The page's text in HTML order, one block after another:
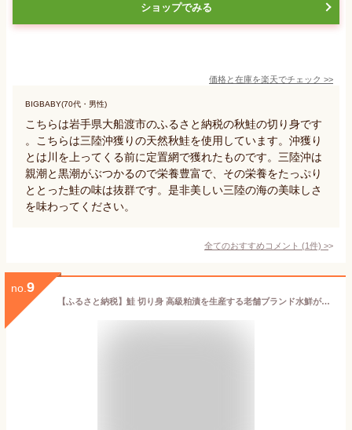
ショップでみる
価格と在庫を楽天でチェック >>
BIGBABY(70代・男性)
こちらは岩手県大船渡市のふるさと納税の秋鮭の切り身です
。こちらは三陸沖獲りの天然秋鮭を使用しています。沖獲り
とは川を上ってくる前に定置網で獲れたものです。三陸沖は
親潮と黒潮がぶつかるので栄養豊富で、その栄養をたっぷり
ととった鮭の味は抜群です。是非美しい三陸の海の美味しさ
を味わってください。
全てのおすすめコメント (1件) >
no. 9
【ふるさと納税】鮭 切り身 高級粕漬を生産する老舗ブランド水鮮がつくる「水鮮銀鮭」 厚切 切り身 切身 厚切り さけ 鮭 シャケ 銀鮭 銀さけ 銀サケ 海鮮 大容量 冷凍 小分け 切り落とし 塩鮭 塩さけ 塩サケ 塩シャケ 無塩 骨なし 骨取り 訳あり 2kg 2キロ 1.5kg 1.5キロ